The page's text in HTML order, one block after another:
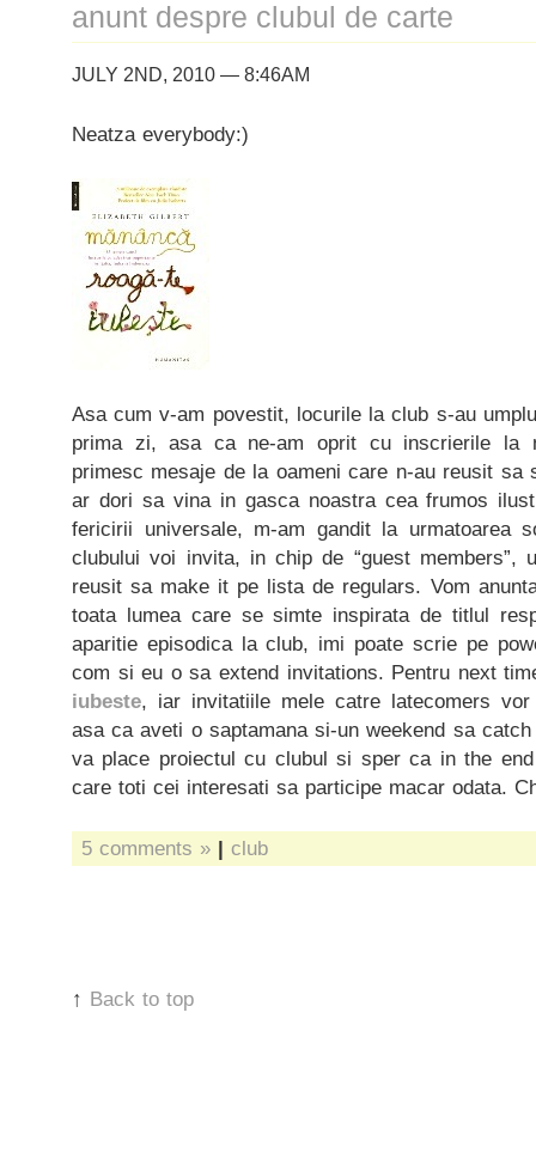
anunt despre clubul de carte
JULY 2ND, 2010 — 8:46AM
Neatza everybody:)
Asa cum v-am povestit, locurile la club s-au
prima zi, asa ca ne-am oprit cu inscrierile la
primesc mesaje de la oameni care n-au reusit
ar dori sa vina in gasca noastra cea frumos
fericirii universale, m-am gandit la urmatoarea
clubului voi invita, in chip de “guest members”,
reusit sa make it pe lista de regulars. Vom
toata lumea care se simte inspirata de titlul
aparitie episodica la club, imi poate scrie pe
com si eu o sa extend invitations. Pentru next
iubeste, iar invitatiile mele catre latecomers vor
asa ca aveti o saptamana si-un weekend sa
va place proiectul cu clubul si sper ca in the
care toti cei interesati sa participe macar odata.
5 comments » | club
↑ Back to top